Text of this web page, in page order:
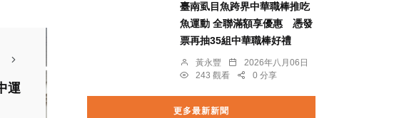
運
臺南虱目魚跨界中華職棒推吃
魚運動 全聯滿額享優惠 憑發
票再抽35組中華職棒好禮
黃永豐
2026年八月06日
243 觀看
0 分享
更多最新新聞